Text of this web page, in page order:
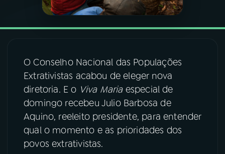
06VIDEOCASTS
07ÚLTIMAS
08FESTIVAL DE MÚSICA
ACOMPANHE A RÁDIO NACIONAL
YouTube
O Conselho Nacional das Populações
Extrativistas acabou de eleger nova
diretoria. E o Viva Maria especial de
domingo recebeu Julio Barbosa de
Aquino, reeleito presidente, para entender
qual o momento e as prioridades dos
povos extrativistas.